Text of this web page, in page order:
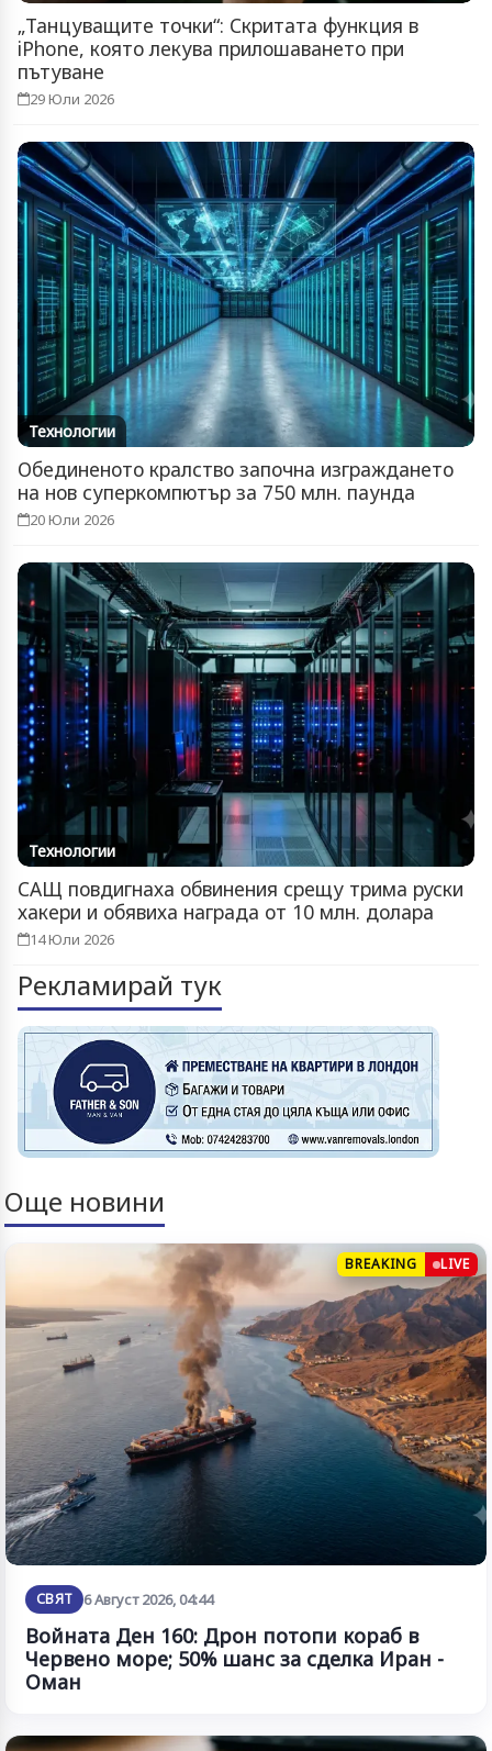
„Танцуващите точки“: Скритата функция в
iPhone, която лекува прилошаването при
пътуване
29 Юли 2026
Технологии
Обединеното кралство започна изграждането
на нов суперкомпютър за 750 млн. паунда
20 Юли 2026
Технологии
САЩ повдигнаха обвинения срещу трима руски
хакери и обявиха награда от 10 млн. долара
14 Юли 2026
Рекламирай тук
Още новини
BREAKING LIVE
СВЯТ 6 Август 2026, 04:44
Войната Ден 160: Дрон потопи кораб в
Червено море; 50% шанс за сделка Иран -
Оман